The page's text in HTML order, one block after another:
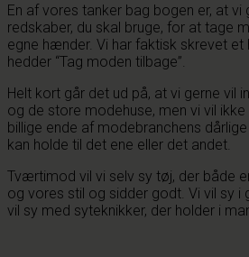
En af vores tanker bag bogen er, at vi
redskaber, du skal bruge, for at tage
egne hænder. Vi har faktisk skrevet et
hedder “Tag moden tilbage”.
Helt kort går det ud på, at vi gerne vil
og de store modehuse, men vi vil
billige ende af modebranchens
kan holde til det ene eller det andet.
Tværtimod vil vi selv sy tøj, der både
og vores stil og sidder godt. Vi vil sy i
vil sy med syteknikker, der holder i